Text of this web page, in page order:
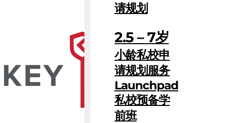
请规划
2.5 – 7岁
小龄私校申
请规划服务
Launchpad
私校预备学
前班